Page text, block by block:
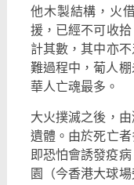
他木製結構，火
援， 已經不可收
計其數，其中亦
難過程中，葡人棚
華人亡魂最多。
大火撲滅之後，
遺體。 由於死亡
即恐怕會誘發疫病
園（今香港大球